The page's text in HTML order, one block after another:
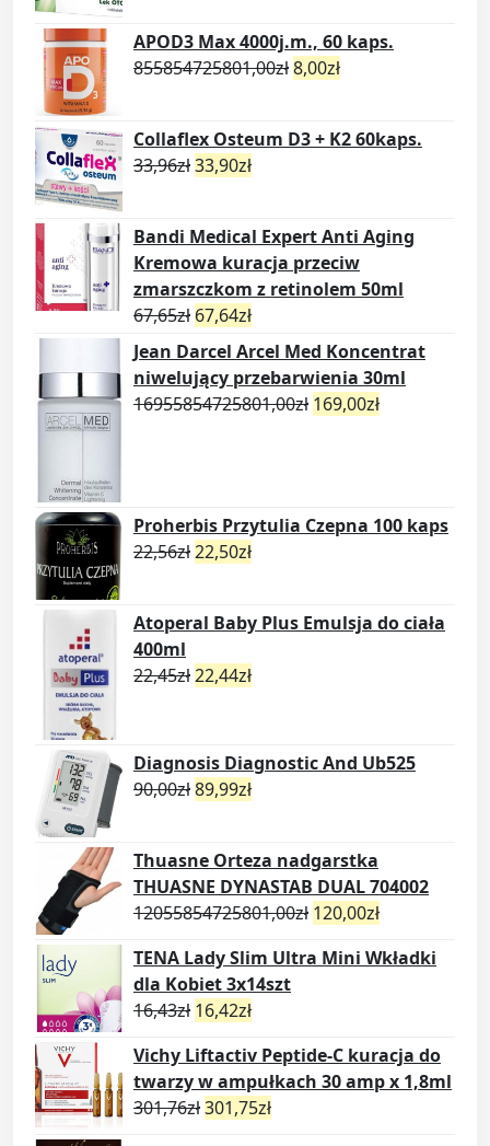
APOD3 Max 4000j.m., 60 kaps.
855854725801,00zł8,00zł
Collaflex Osteum D3 + K2 60kaps.
33,96zł33,90zł
Bandi Medical Expert Anti Aging
Kremowa kuracja przeciw
zmarszczkom z retinolem 50ml
67,65zł 67,64zł
Jean Darcel Arcel Med Koncentrat
niwelujący przebarwienia 30ml
16955854725801,00zł 169,00zł
Proherbis Przytulia Czepna 100 kaps
22,56zł22,50zł
Atoperal Baby Plus Emulsja do ciała
400ml
22,45zł22,44zł
Diagnosis Diagnostic And Ub525
90,00zł89,99zł
Thuasne Orteza nadgarstka
THUASNE DYNASTAB DUAL 704002
12055854725801,00zł 120,00zł
TENA Lady Slim Ultra Mini Wkładki
dla Kobiet 3x14szt
16,43zł 16,42zł
Vichy Liftactiv Peptide-C kuracja do
twarzy w ampułkach 30 amp x 1,8ml
301,76zł301,75zł